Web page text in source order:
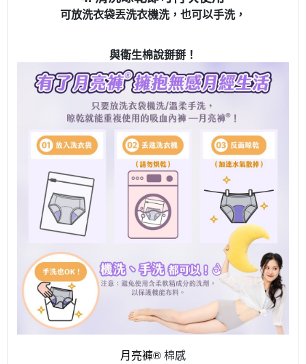
可放洗衣袋丟洗衣機洗，也可以手洗，
與衛生棉說掰掰！
月亮褲®棉感